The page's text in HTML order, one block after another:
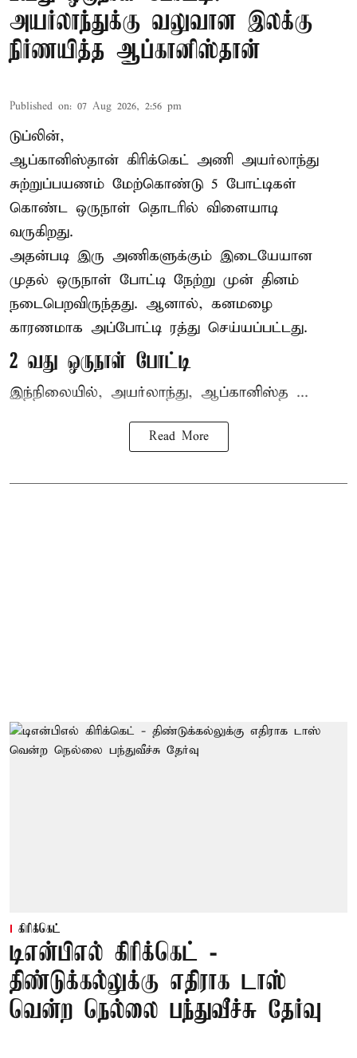
அயர்லாந்துக்கு வலுவான இலக்கு
நிர்ணயித்த ஆப்கானிஸ்தான்
Published on: 07 Aug 2026, 2:56 pm
டுப்லின்,
ஆப்கானிஸ்தான் கிரிக்கெட் அணி அயர்லாந்து
சுற்றுப்பயணம் மேற்கொண்டு 5 போட்டிகள்
கொண்ட ஒருநாள் தொடரில் விளையாடி
வருகிறது.
அதன்படி இரு அணிகளுக்கும் இடையேயான
முதல் ஒருநாள் போட்டி நேற்று முன் தினம்
நடைபெறவிருந்தது. ஆனால், கனமழை
காரணமாக அப்போட்டி ரத்து செய்யப்பட்டது.
2 வது ஒருநாள் போட்டி
இந்நிலையில், அயர்லாந்து, ஆப்கானிஸ்த ...
Read More
கிரிக்கெட்
டிஎன்பிஎல் கிரிக்கெட் -
திண்டுக்கல்லுக்கு எதிராக டாஸ்
வென்ற நெல்லை பந்துவீச்சு தேர்வு